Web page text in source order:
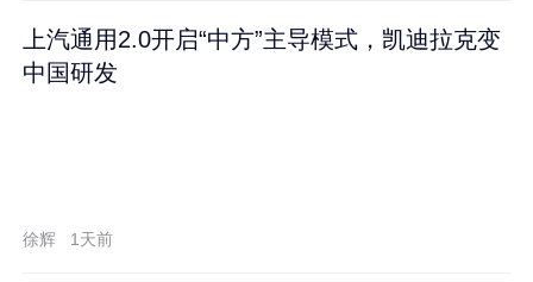
上汽通用2.0开启“中方”主导模式，凯迪拉克变
中国研发
徐辉 1天前